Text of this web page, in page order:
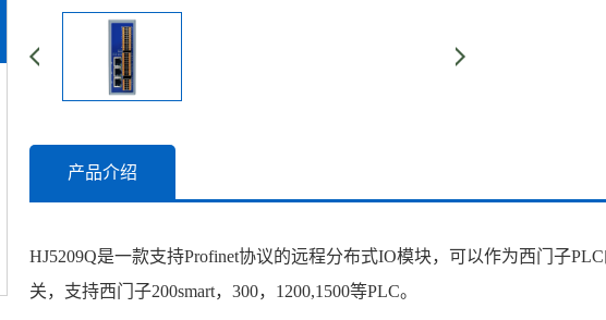
产品介绍
HJ5209Q是一款支持Profinet协议的远程分布式IO模块，可以作为西门子
关，支持西门子200smart，300，1200,1500等PLC。